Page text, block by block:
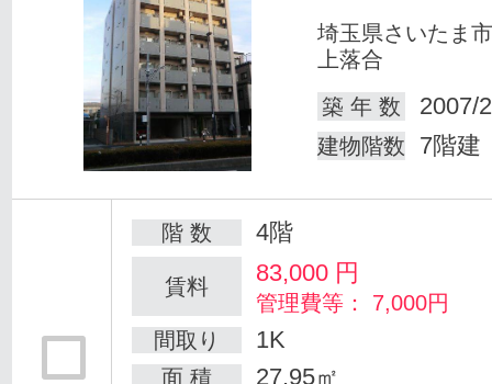
埼玉県さいたま
上落合
築 年 数
2007/
建物階数 7階建
階 数 4階
賃料 83,000 円
管理費等： 7,000円
間取り
1K
面 積 27.95㎡